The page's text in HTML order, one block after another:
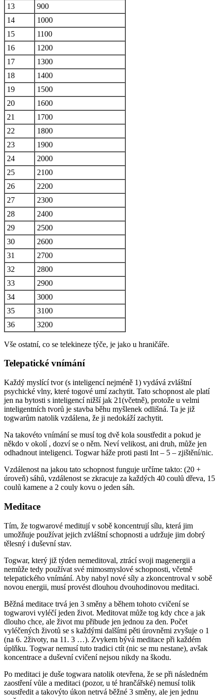
13
900
14
1000
15
1100
16
1200
17
1300
18
1400
19
1500
20
1600
21
1700
22
1800
23
1900
24
2000
25
2100
26
2200
27
2300
28
2400
29
2500
30
2600
31
2700
32
2800
33
2900
34
3000
35
3100
36
3200
Vše ostatní, co se telekineze týče, je jako u hraničáře.
Telepatické vnímání
Každý myslící tvor (s inteligencí nejméně 1) vydává zvláštní
psychické vlny, které togové umí zachytit. Tato schopnost ale platí
jen na bytosti s inteligencí nižší jak 21(včetně), protože u velmi
inteligentních tvorů je stavba běhu myšlenek odlišná. Ta je již
togwarům natolik vzdálena, že ji nedokáží zachytit.
Na takovéto vnímání se musí tog dvě kola soustředit a pokud je
někdo v okolí , dozví se o něm. Neví velikost, ani druh, může jen
odhadnout inteligenci. Togwar háže proti pasti Int – 5 – zjištění/nic.
Vzdálenost na jakou tato schopnost funguje určíme takto: (20 +
úroveň) sáhů, vzdálenost se zkracuje za každých 40 coulů dřeva, 15
coulů kamene a 2 couly kovu o jeden sáh.
Meditace
Tím, že togwarové meditují v sobě koncentrují sílu, která jim
umožňuje používat jejich zvláštní schopnosti a udržuje jim dobrý
tělesný i duševní stav.
Togwar, který již týden nemeditoval, ztrácí svoji magenergii a
nemůže tedy používat své mimosmyslové schopnosti, včetně
telepatického vnímání. Aby nabyl nové síly a zkoncentroval v sobě
novou energii, musí provést dlouhou dvouhodinovou meditaci.
Běžná meditace trvá jen 3 směny a během tohoto cvičení se
togwarovi vyléčí jeden život. Meditovat může tog kdy chce a jak
dlouho chce, ale život mu přibude jen jednou za den. Počet
vyléčených životů se s každými dalšími pěti úrovněmi zvyšuje o 1
(na 6. 2životy, na 11. 3 …). Zvykem bývá meditace při každém
úplňku. Togwar nemusí tuto tradici ctít (nic se mu nestane), avšak
koncentrace a duševní cvičení nejsou nikdy na škodu.
Po meditaci je duše togwara natolik otevřena, že se při následném
zaostření vůle a meditaci (pozor, u té hrančářské) nemusí tolik
soustředit a takovýto úkon netrvá běžné 3 směny, ale jen jednu